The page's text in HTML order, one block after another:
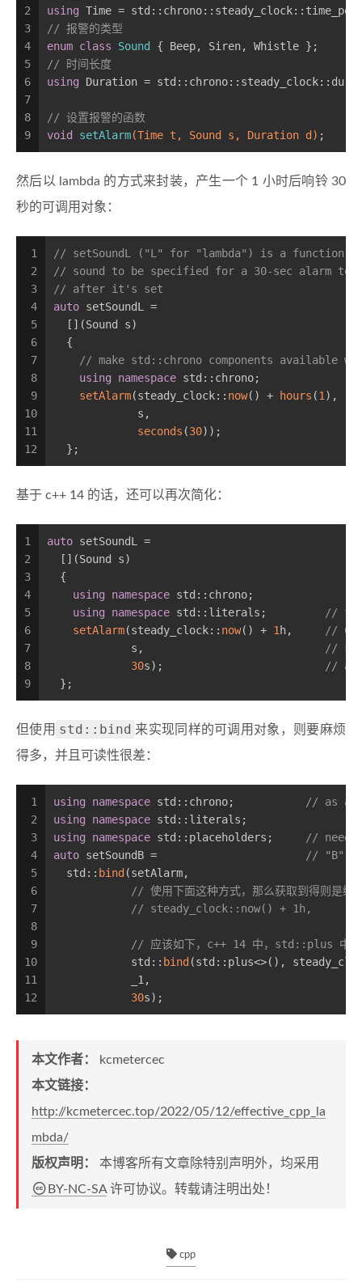
2
3
4
5
6
7
8
9
using Time =
// 报警的类型
enum class Sound { Beep, Siren, Whistle };
// 时间长度
using Duration =
// 设置报警的函数
void
setAlarm(Time t, Sound s, Duration d) ;
然后以 lambda 的方式来封装，产生一个 1 小时后响铃 30
秒的可调用对象：
1
2
3
4
5
6
7
8
9
10
11
12
// setSoundL ("L" for "lambda") is a function
// sound to be specified for a 30-sec alarm to
// after it's set
auto setSoundL =
  [](Sound s)
  {
// make std::chrono components available
using
namespace std::chrono;
setAlarm(steady_clock:: now() + hours (1 ),
             s,
seconds (30));
  };
基于 c++ 14 的话，还可以再次简化：
1
2
3
4
5
6
7
8
9
auto setSoundL =
  [](Sound s)
  {
using
namespace std::chrono;
using
namespace std::literals;
// for
setAlarm(steady_clock:: now() + 1 h,
//
             s,
//
30s);
// as
  };
但使用 std::bind 来实现同样的可调用对象，则要麻烦
得多，并且可读性很差：
1
2
3
4
5
6
7
8
9
10
11
12
using namespace std::chrono;
// as
using
namespace std::literals;
using
namespace std::placeholders;
//
auto setSoundB =
// "B"
  std::
bind (setAlarm,
// 使用下面这种方式，那么获取到得则是绑
// steady_clock::now() + 1h,
// 应该如下，c++ 14 中，std::plus 中的
            std::
bind (std::plus<>(),
            _1,
30s);
本文作者：
kcmetercec
本文链接：
http://kcmetercec.top/2022/05/12/effective_cpp_la
mbda/
版权声明： 本博客所有文章除特别声明外，均采用
BY-NC-SA许可协议。转载请注明出处！
cpp